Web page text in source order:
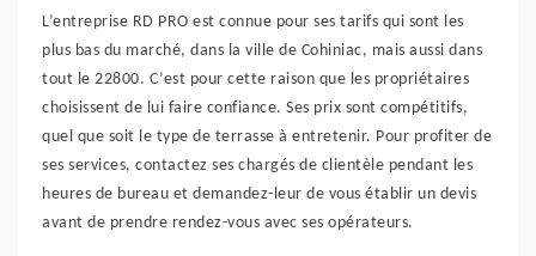
L’entreprise RD PRO est connue pour ses tarifs qui sont les
plus bas du marché, dans la ville de Cohiniac, mais aussi dans
tout le 22800. C’est pour cette raison que les propriétaires
choisissent de lui faire confiance. Ses prix sont compétitifs,
quel que soit le type de terrasse à entretenir. Pour profiter de
ses services, contactez ses chargés de clientèle pendant les
heures de bureau et demandez-leur de vous établir un devis
avant de prendre rendez-vous avec ses opérateurs.